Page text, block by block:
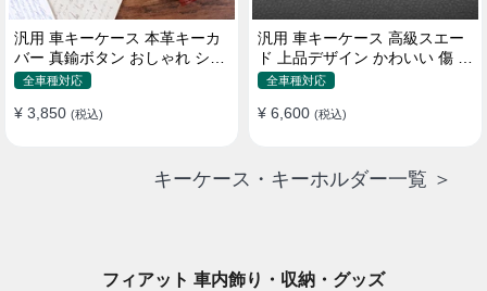
汎用 車キーケース 本革キーカ
バー 真鍮ボタン おしゃれ シン
プルデザイン
全車種対応
¥ 3,850 (税込)
汎用 車キーケース 高級スエー
ド 上品デザイン かわいい 傷 汚
れ防止 高級 オシャレ キーホル
全車種対応
¥ 6,600 (税込)
キーケース・キーホルダー一覧 ＞
フィアット 車内飾り・収納・グッズ